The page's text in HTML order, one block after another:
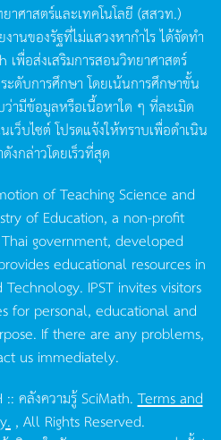
าศาสตร์และเทคโนโลยี (สสวท.)
านของรัฐที่ไม่แสวงหากำไรได้จัดทำ
เพื่อส่งเสริมการสอนวิทยาศาสตร์
ะดับการศึกษา โดยเน้นการศึกษาขั้น
ามีข้อมูลหรือเนื้อหาใด ๆ ที่ละเมิด
ว็บไซต์โปรดแจ้งให้ทราบเพื่อดำเนิน
งกล่าวโดยเร็วที่สุด
of Teaching Science and
of Education, a non-profit
government, developed
educational resources in
IPST invites visitors
for personal, educational and
If there are any problems,
us immediately.
:: คลังความรู้ SciMath.Terms and
, All Rights Reserved.